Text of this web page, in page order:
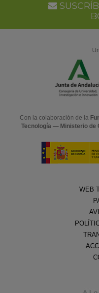
Con la colaboración de la
Tecnología — Ministerio de
WEB